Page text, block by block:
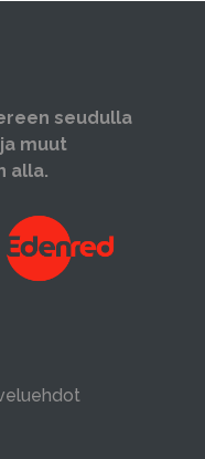
seudulla
muut
alla.